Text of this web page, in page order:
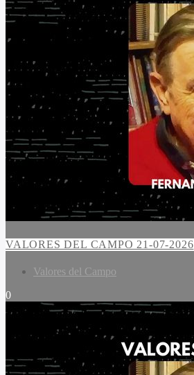
VALORES DEL CAMPO 21-07-2026
Valores del Campo
0